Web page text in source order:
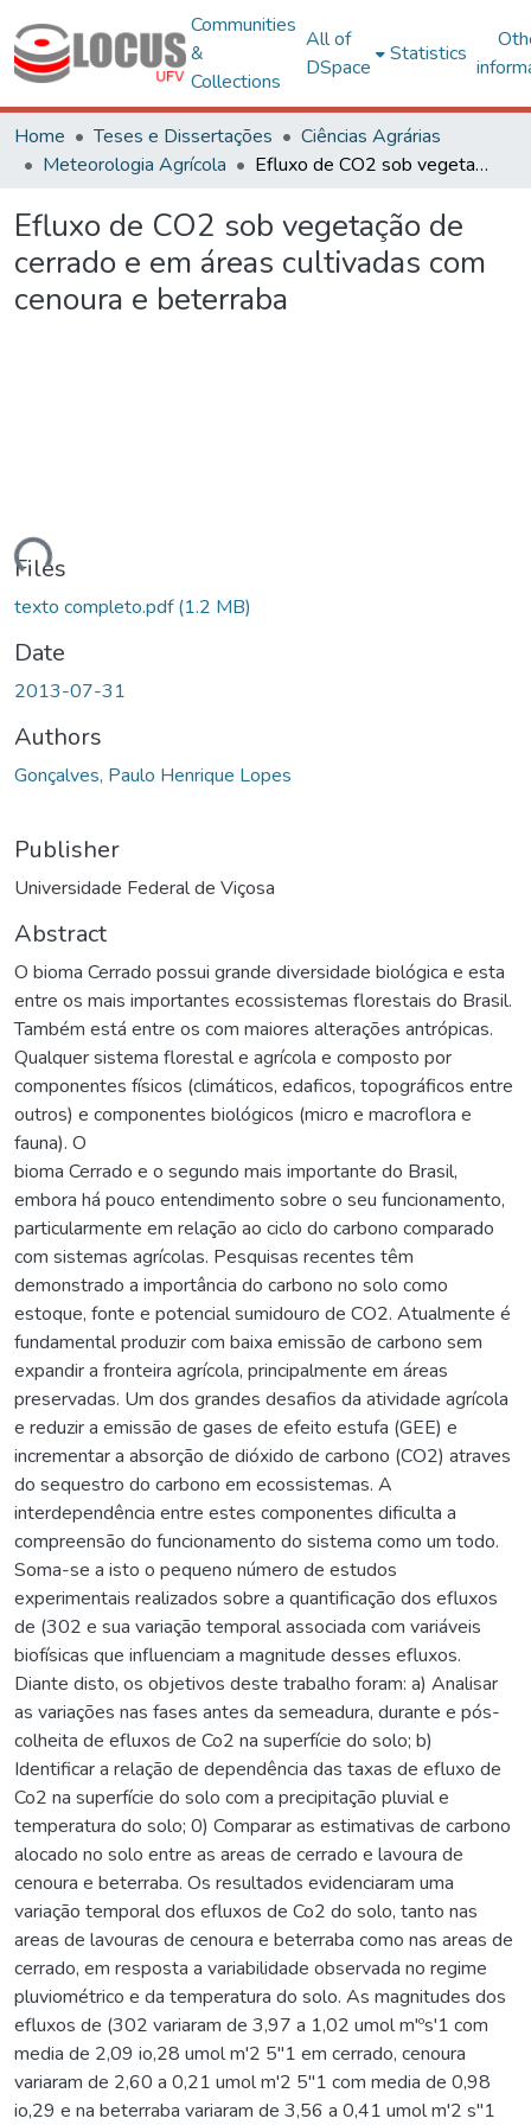
Communities
&
Collections
All of
DSpace
Statistics
Home Teses e Dissertações
Ciências Agrárias
Meteorologia Agrícola
Efluxo de CO2 sob vegetação de cerrado e em áreas cultivadas com cenoura e beterraba
Efluxo de CO2 sob vegetação de
cerrado e em áreas cultivadas com
cenoura e beterraba
Files
texto completo.pdf(1.2 MB)
Date
2013-07-31
Authors
Gonçalves, Paulo Henrique Lopes
Publisher
Universidade Federal de Viçosa
Abstract
O bioma Cerrado possui grande diversidade biológica e esta
entre os mais importantes ecossistemas florestais do Brasil.
Também está entre os com maiores alterações antrópicas.
Qualquer sistema florestal e agrícola e composto por
componentes físicos (climáticos, edaficos, topográficos entre
outros) e componentes biológicos (micro e macroflora e
fauna). O
bioma Cerrado e o segundo mais importante do Brasil,
embora há pouco entendimento sobre o seu funcionamento,
particularmente em relação ao ciclo do carbono comparado
com sistemas agrícolas. Pesquisas recentes têm
demonstrado a importância do carbono no solo como
estoque, fonte e potencial sumidouro de CO2. Atualmente é
fundamental produzir com baixa emissão de carbono sem
expandir a fronteira agrícola, principalmente em áreas
preservadas. Um dos grandes desafios da atividade agrícola
e reduzir a emissão de gases de efeito estufa (GEE) e
incrementar a absorção de dióxido de carbono (CO2) atraves
do sequestro do carbono em ecossistemas. A
interdependência entre estes componentes dificulta a
compreensão do funcionamento do sistema como um todo.
Soma-se a isto o pequeno número de estudos
experimentais realizados sobre a quantificação dos efluxos
de (302 e sua variação temporal associada com variáveis
biofísicas que influenciam a magnitude desses efluxos.
Diante disto, os objetivos deste trabalho foram: a) Analisar
as variações nas fases antes da semeadura, durante e pós-
colheita de efluxos de Co2 na superfície do solo; b)
Identificar a relação de dependência das taxas de efluxo de
Co2 na superfície do solo com a precipitação pluvial e
temperatura do solo; 0) Comparar as estimativas de carbono
alocado no solo entre as areas de cerrado e lavoura de
cenoura e beterraba. Os resultados evidenciaram uma
variação temporal dos efluxos de Co2 do solo, tanto nas
areas de lavouras de cenoura e beterraba como nas areas de
cerrado, em resposta a variabilidade observada no regime
pluviométrico e da temperatura do solo. As magnitudes dos
efluxos de (302 variaram de 3,97 a 1,02 umol m'ºs'1 com
media de 2,09 io,28 umol m'2 5"1 em cerrado, cenoura
variaram de 2,60 a 0,21 umol m'2 5"1 com media de 0,98
io,29 e na beterraba variaram de 3,56 a 0,41 umol m'2 s"1